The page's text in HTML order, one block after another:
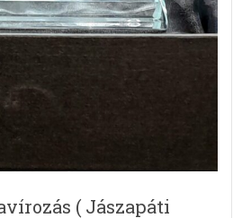
( Jászapáti